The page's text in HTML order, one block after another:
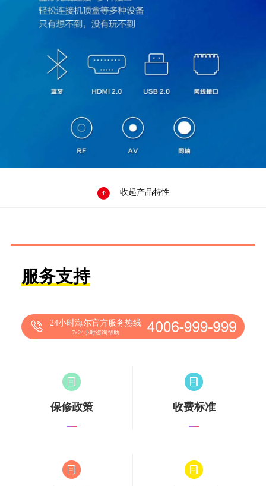
 收起产品特性
服务支持
24小时海尔官方服务热线
7x24小时咨询帮助
保修政策 收费标准